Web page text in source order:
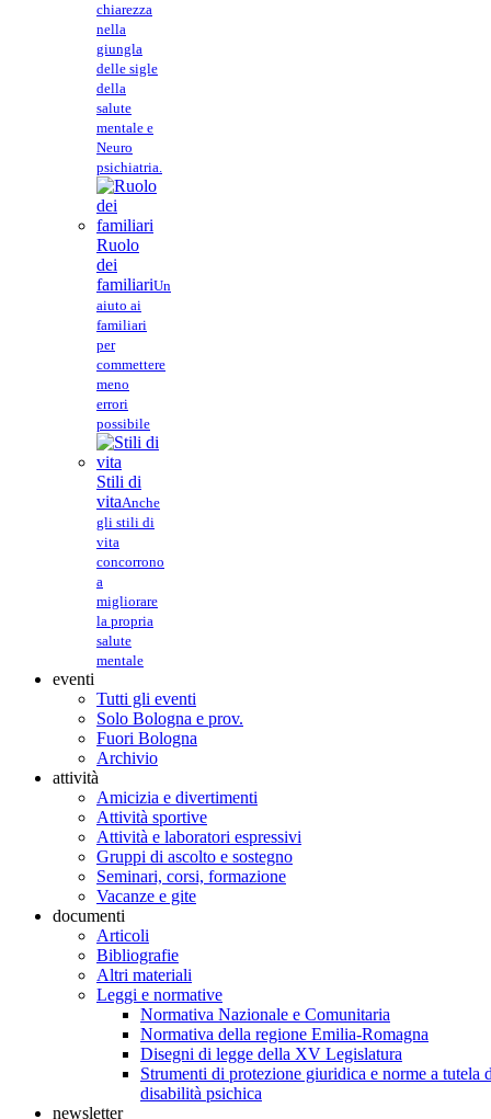
chiarezza
nella
giungla
delle sigle
della
salute
mentale e
Neuro
psichiatria.
Ruolo
dei
familiariUn
aiuto ai
familiari
per
commettere
meno
errori
possibile
Stili di
vitaAnche
gli stili di
vita
concorrono
a
migliorare
la propria
salute
mentale
eventi
Tutti gli eventi
Solo Bologna e prov.
Fuori Bologna
Archivio
attività
Amicizia e divertimenti
Attività sportive
Attività e laboratori espressivi
Gruppi di ascolto e sostegno
Seminari, corsi, formazione
Vacanze e gite
documenti
Articoli
Bibliografie
Altri materiali
Leggi e normative
Normativa Nazionale e Comunitaria
Normativa della regione Emilia-Romagna
Disegni di legge della XV Legislatura
Strumenti di protezione giuridica e norme a tutela
disabilità psichica
newsletter